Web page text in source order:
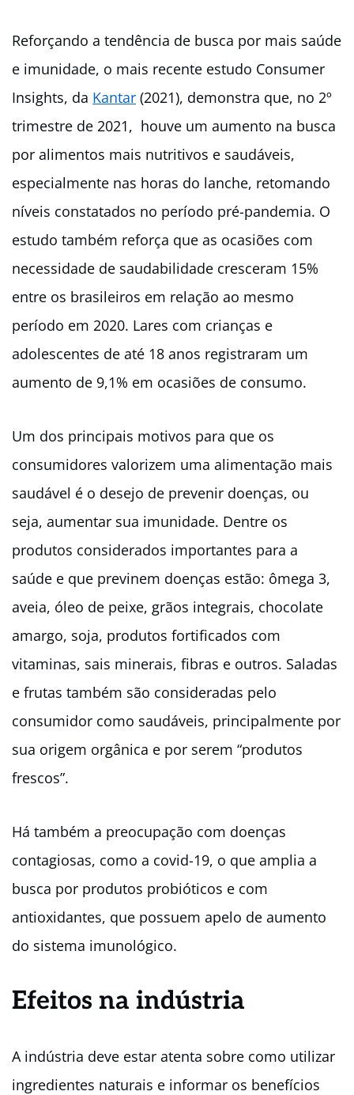
Reforçando a tendência de busca por mais saúde
e imunidade, o mais recente estudo Consumer
Insights, da Kantar (2021), demonstra que, no 2º
trimestre de 2021, houve um aumento na busca
por alimentos mais nutritivos e saudáveis,
especialmente nas horas do lanche, retomando
níveis constatados no período pré-pandemia. O
estudo também reforça que as ocasiões com
necessidade de saudabilidade cresceram 15%
entre os brasileiros em relação ao mesmo
período em 2020. Lares com crianças e
adolescentes de até 18 anos registraram um
aumento de 9,1% em ocasiões de consumo.
Um dos principais motivos para que os
consumidores valorizem uma alimentação mais
saudável é o desejo de prevenir doenças, ou
seja, aumentar sua imunidade. Dentre os
produtos considerados importantes para a
saúde e que previnem doenças estão: ômega 3,
aveia, óleo de peixe, grãos integrais, chocolate
amargo, soja, produtos fortificados com
vitaminas, sais minerais, fibras e outros. Saladas
e frutas também são consideradas pelo
consumidor como saudáveis, principalmente por
sua origem orgânica e por serem “produtos
frescos”.
Há também a preocupação com doenças
contagiosas, como a covid-19, o que amplia a
busca por produtos probióticos e com
antioxidantes, que possuem apelo de aumento
do sistema imunológico.
Efeitos na indústria
A indústria deve estar atenta sobre como utilizar
ingredientes naturais e informar os benefícios